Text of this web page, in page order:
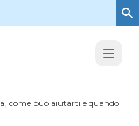
come può aiutarti e quando